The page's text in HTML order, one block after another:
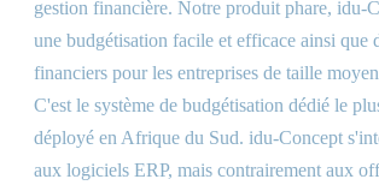
gestion financière. Notre produit phare, idu-
une budgétisation facile et efficace ainsi que
financiers pour les entreprises de taille
C'est le système de budgétisation dédié le
déployé en Afrique du Sud. idu-Concept
aux logiciels ERP, mais contrairement aux